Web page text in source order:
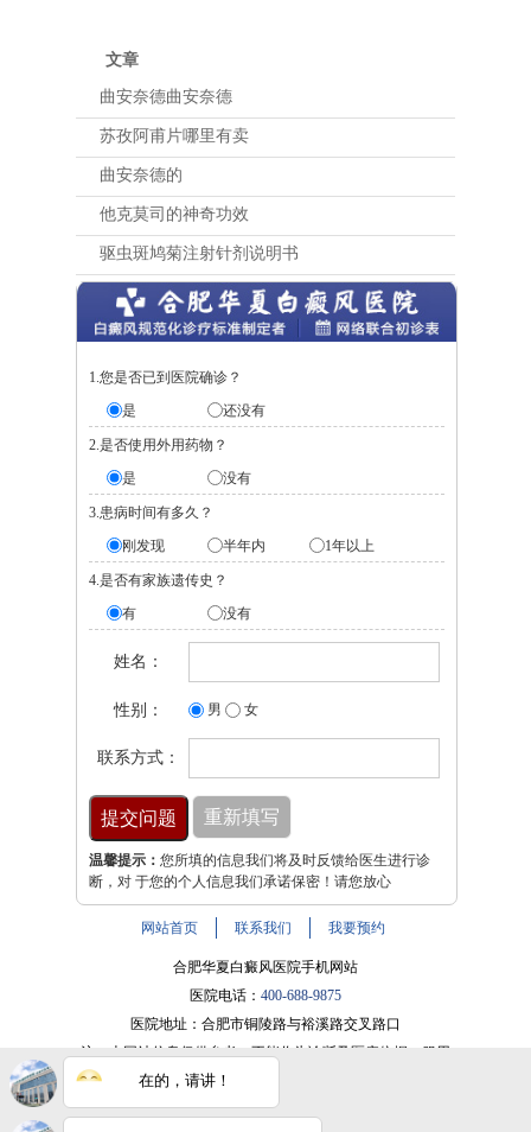
文章
曲安奈德曲安奈德
苏孜阿甫片哪里有卖
曲安奈德的
他克莫司的神奇功效
驱虫斑鸠菊注射针剂说明书
1.您是否已到医院确诊？
是
还没有
2.是否使用外用药物？
是
没有
3.患病时间有多久？
刚发现
半年内 1年以上
4.是否有家族遗传史？
有
没有
姓名：
性别： 男 女
联系方式：
温馨提示： 您所填的信息我们将及时反馈给医生进行诊
断，对 于您的个人信息我们承诺保密！请您放心
网站首页 联系我们 我要预约
合肥华夏白癜风医院手机网站
医院电话： 400-688-9875
医院地址：合肥市铜陵路与裕溪路交叉路口
注：本网站信息仅供参考，不能作为诊断及医疗依据，服用
药物或进行治疗时请遵医嘱。如有转载或引用文章涉及版权
问题，请与我们联系。
在的，请讲！